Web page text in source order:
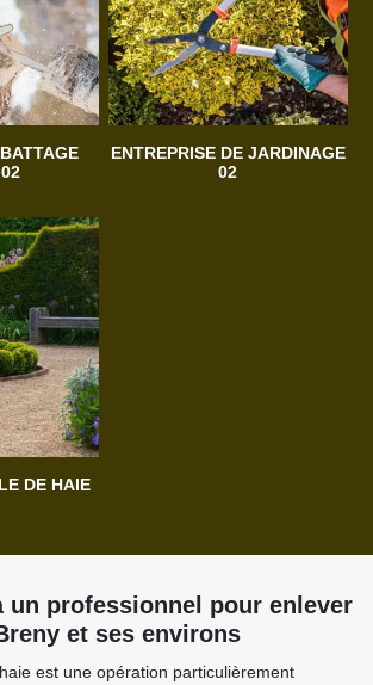
ENTREPRISE DE JARDINAGE
02
DE HAIE
un professionnel pour enlever
et ses environs
est une opération particulièrement